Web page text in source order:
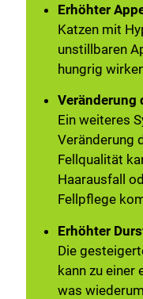
Erhöhter
Katzen mit
unstillbaren
hungrig
Veränderung
Ein weiteres
Veränderung
Fellqualität
Haarausfall
Fellpflege
Erhöhter
Die
kann zu einer
was